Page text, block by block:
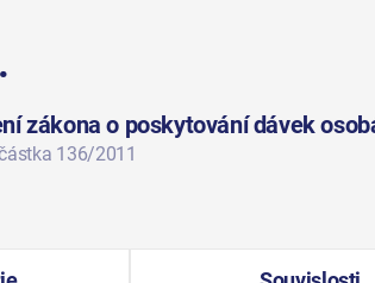
zákona o poskytování dávek
136/2011